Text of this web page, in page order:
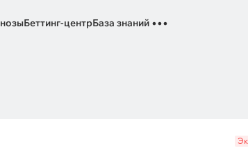
Беттинг-центрБаза знаний ...